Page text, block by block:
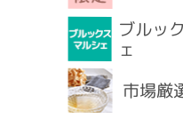
ブルッ
ェ
市場厳